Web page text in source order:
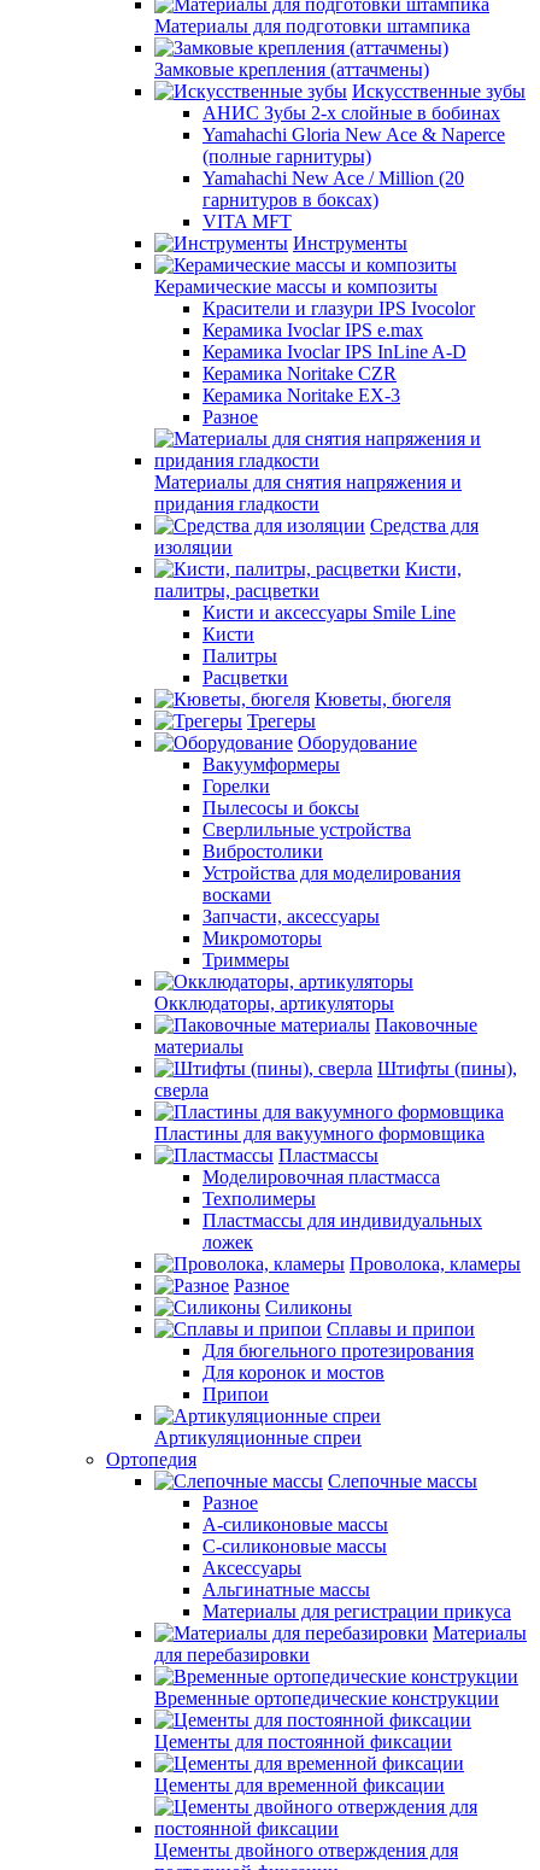
Материалы для подготовки штампика
Замковые крепления (аттачмены)
Искусственные зубы
АНИС Зубы 2-х слойные в бобинах
Yamahachi Gloria New Ace & Naperce
(полные гарнитуры)
Yamahachi New Ace / Million (20
гарнитуров в боксах)
VITA MFT
Инструменты
Керамические массы и композиты
Красители и глазури IPS Ivocolor
Керамика Ivoclar IPS e.max
Керамика Ivoclar IPS InLine A-D
Керамика Noritake CZR
Керамика Noritake EX-3
Разное
Материалы для снятия напряжения и
придания гладкости
Средства для
изоляции
Кисти,
палитры, расцветки
Кисти и аксессуары Smile Line
Кисти
Палитры
Расцветки
Кюветы, бюгеля
Трегеры
Оборудование
Вакуумформеры
Горелки
Пылесосы и боксы
Сверлильные устройства
Вибростолики
Устройства для моделирования
восками
Запчасти, аксессуары
Микромоторы
Триммеры
Окклюдаторы, артикуляторы
Паковочные
материалы
Штифты (пины),
сверла
Пластины для вакуумного формовщика
Пластмассы
Моделировочная пластмасса
Техполимеры
Пластмассы для индивидуальных
ложек
Проволока, кламеры
Разное
Силиконы
Сплавы и припои
Для бюгельного протезирования
Для коронок и мостов
Припои
Артикуляционные спреи
Ортопедия
Слепочные массы
Разное
А-силиконовые массы
С-силиконовые массы
Аксессуары
Альгинатные массы
Материалы для регистрации прикуса
Материалы
для перебазировки
Временные ортопедические конструкции
Цементы для постоянной фиксации
Цементы для временной фиксации
Цементы двойного отверждения для